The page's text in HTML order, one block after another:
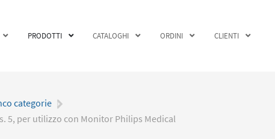
PRODOTTI CATALOGHI ORDINI CLIENTI
categorie |
5, per utilizzo con Monitor Philips Medical